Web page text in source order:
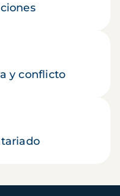
y conflicto